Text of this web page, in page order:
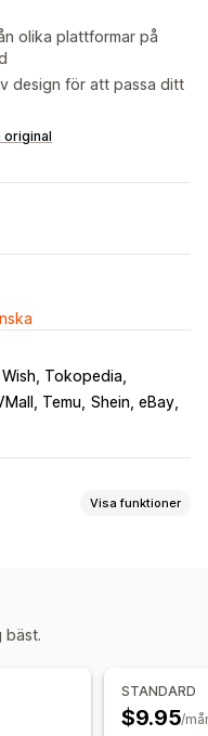
olika plattformar på
design för att passa ditt
original
Tokopedia
Temu Shein, eBay
Visa funktioner
från recensioner
bäst.
STANDARD
$9.95/